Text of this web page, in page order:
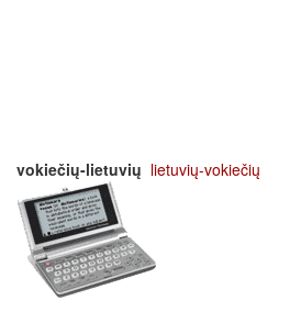
vokiečių-lietuvių lietuvių-vokiečių